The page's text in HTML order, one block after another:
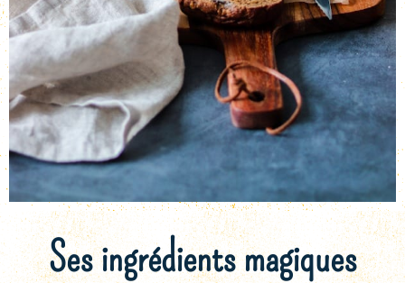
Ses ingrédients magiques